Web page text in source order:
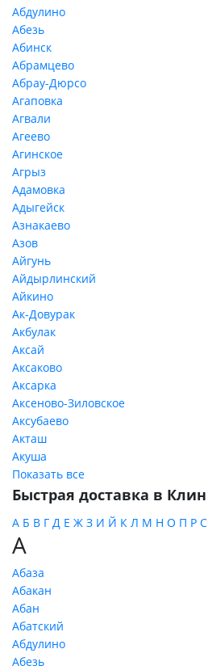
Абдулино
Абезь
Абинск
Абрамцево
Абрау-Дюрсо
Агаповка
Агвали
Агеево
Агинское
Агрыз
Адамовка
Адыгейск
Азнакаево
Азов
Айгунь
Айдырлинский
Айкино
Ак-Довурак
Акбулак
Аксай
Аксаково
Аксарка
Аксеново-Зиловское
Аксубаево
Акташ
Акуша
Показать все
Быстрая доставка в Клин
А Б В Г Д Е Ж З И Й К Л М Н О П Р С
А
Абаза
Абакан
Абан
Абатский
Абдулино
Абезь